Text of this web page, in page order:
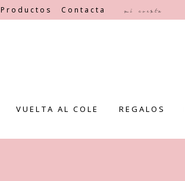
Productos Contacta Mi cuenta
VUELTA AL COLE REGALOS